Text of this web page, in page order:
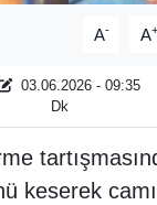
A- A+
03.06.2026 - 09:35
Dk
keserek